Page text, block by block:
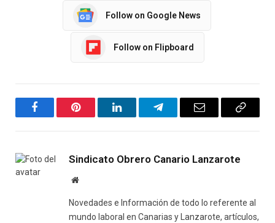
Follow on Google News
Follow on Flipboard
FacebookPinterest LinkedInTelegramEmail
Copy
Sindicato Obrero Canario Lanzarote
Website
Novedades e Información de todo lo referente al
mundo laboral en Canarias y Lanzarote, artículos,